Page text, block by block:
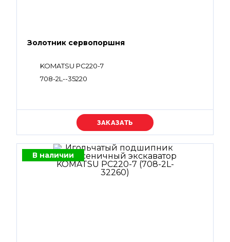
Золотник сервопоршня
KOMATSU PC220-7
708-2L--35220
Уточняйте цену
В наличии